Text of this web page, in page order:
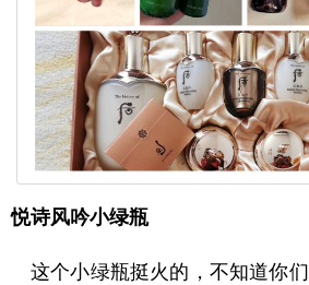
悦诗风吟小绿瓶
这个小绿瓶挺火的，不知道你